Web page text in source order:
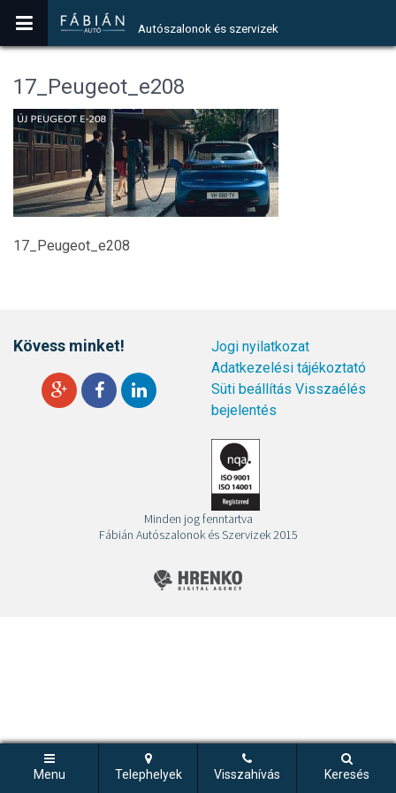
Autószalonok és szervizek
Menu Telephelyek Visszahívás Keresés
17_Peugeot_e208
17_Peugeot_e208
Kövess minket!
Jogi nyilatkozat
Adatkezelési tájékoztató
Süti beállítás Visszaélés
bejelentés
Minden jog fenntartva
Fábián Autószalonok és Szervizek 2015